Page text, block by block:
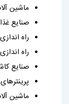
ماشین
صنایع
راه
راه
صنایع
ماشین